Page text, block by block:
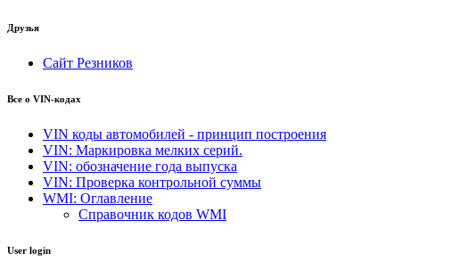
Друзья
Сайт Резников
Все о VIN-кодах
VIN коды автомобилей - принцип построения
VIN: Маркировка мелких серий.
VIN: обозначение года выпуска
VIN: Проверка контрольной суммы
WMI: Оглавление
Справочник кодов WMI
User login